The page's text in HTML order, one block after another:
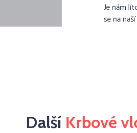
Je nám
se na
Další Krbové